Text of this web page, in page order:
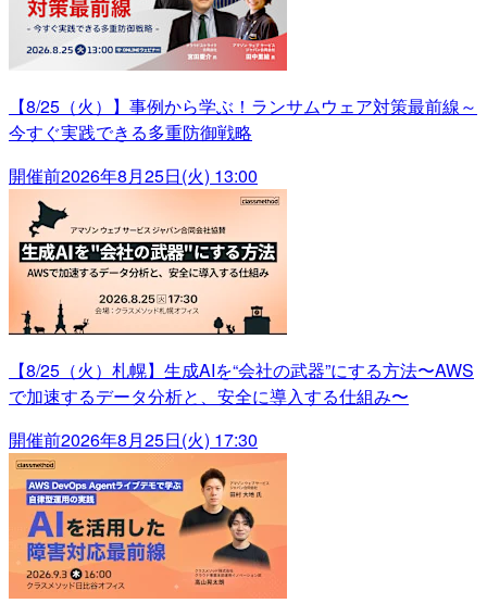
【8/25（火）】事例から学ぶ！ランサムウェア対策最前線～
今すぐ実践できる多重防御戦略
開催前2026年8月25日(火) 13:00
【8/25（火）札幌】生成AIを“会社の武器”にする方法〜AWS
で加速するデータ分析と、安全に導入する仕組み〜
開催前2026年8月25日(火) 17:30